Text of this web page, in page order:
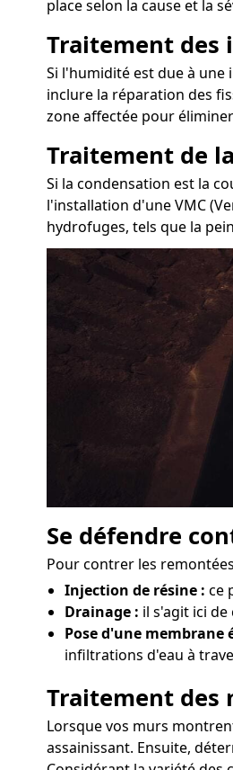
place selon la cause et la
Traitement des
Si l'humidité est due à
inclure la réparation des
zone affectée pour
Traitement de
Si la condensation est la
l'installation d'une VMC
hydrofuges, tels que la
Se défendre
Pour contrer les
Injection de résine : ce
Drainage : il s'agit ici
Pose d'une membrane
infiltrations d'eau à
Traitement des
Lorsque vos murs
assainissant. Ensuite,